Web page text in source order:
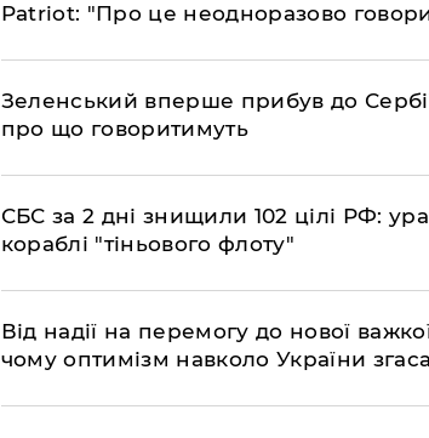
Patriot: "Про це неодноразово
​Зеленський вперше прибув до
про що говоритимуть
​СБС за 2 дні знищили 102 цілі РФ:
кораблі "тіньового флоту"
​Від надії на перемогу до нової
чому оптимізм навколо України